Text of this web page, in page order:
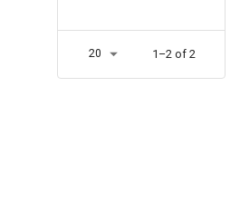
20 1–2 of 2